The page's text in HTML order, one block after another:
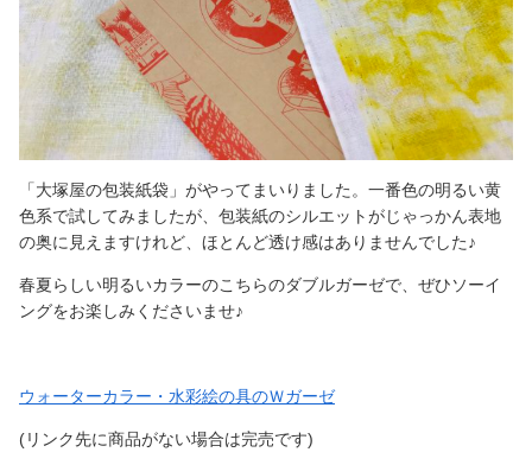
「大塚屋の包装紙袋」がやってまいりました。一番色の明るい黄
色系で試してみましたが、包装紙のシルエットがじゃっかん表地
の奥に見えますけれど、ほとんど透け感はありませんでした♪
春夏らしい明るいカラーのこちらのダブルガーゼで、ぜひソーイ
ングをお楽しみくださいませ♪
ウォーターカラー・水彩絵の具のＷガーゼ
(リンク先に商品がない場合は完売です)